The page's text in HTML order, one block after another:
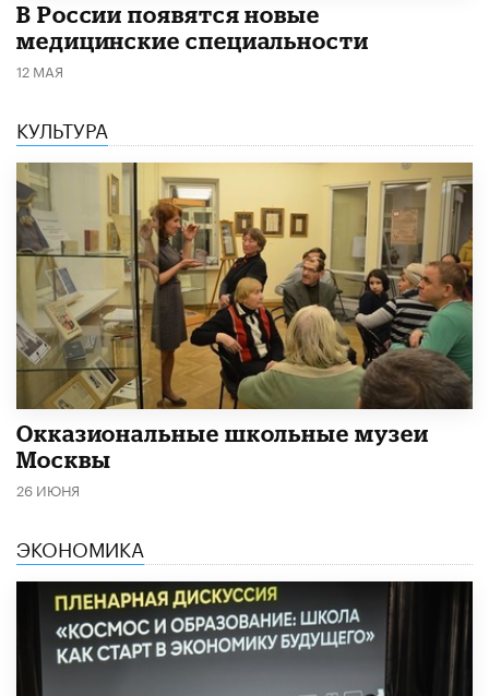
В России появятся новые
медицинские специальности
12 МАЯ
КУЛЬТУРА
​Окказиональные школьные музеи
Москвы
26 ИЮНЯ
ЭКОНОМИКА